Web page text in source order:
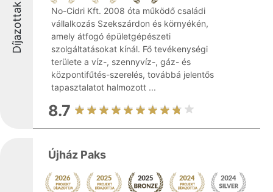
Díjazottak
No-Cidri Kft. 2008 óta működő családi
vállalkozás Szekszárdon és környékén,
amely átfogó épületgépészeti
szolgáltatásokat kínál. Fő tevékenységi
területe a víz-, szennyvíz-, gáz- és
központifűtés-szerelés, továbbá jelentős
tapasztalatot halmozott ...
8.7
Újház Paks